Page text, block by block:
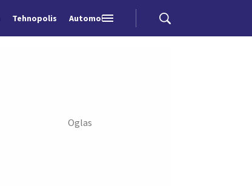
Tehnopolis Automobili